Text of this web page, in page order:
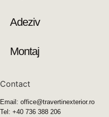
Adeziv
Montaj
Contact
Email: office@travertinexterior.ro
Tel: +40 736 388 206